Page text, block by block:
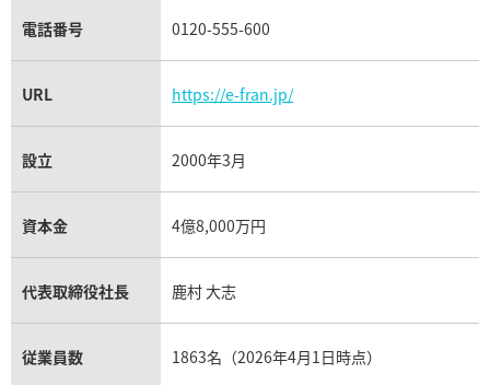
電話番号 0120-555-600
URL https://e-fran.jp/
設立 2000年3月
資本金 4億8,000万円
代表取締役社長 鹿村 大志
従業員数 1863名（2026年4月1日時点）